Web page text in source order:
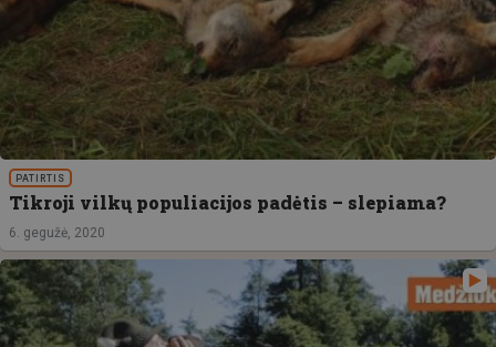
PATIRTIS
Tikroji vilkų populiacijos padėtis – slepiama?
6. gegužė, 2020